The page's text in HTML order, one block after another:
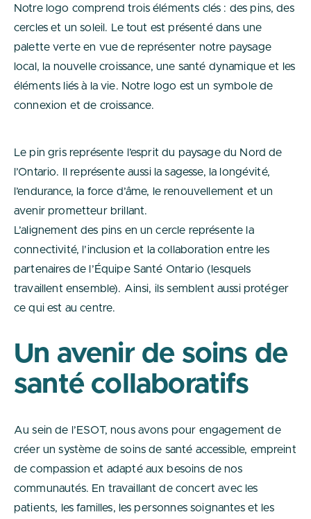
Notre logo comprend trois éléments clés : des pins, des
cercles et un soleil. Le tout est présenté dans une
palette verte en vue de représenter notre paysage
local, la nouvelle croissance, une santé dynamique et les
éléments liés à la vie. Notre logo est un symbole de
connexion et de croissance.
Le pin gris représente l’esprit du paysage du Nord de
l’Ontario. Il représente aussi la sagesse, la longévité,
l’endurance, la force d’âme, le renouvellement et un
avenir prometteur brillant.
L’alignement des pins en un cercle représente la
connectivité, l’inclusion et la collaboration entre les
partenaires de l’Équipe Santé Ontario (lesquels
travaillent ensemble). Ainsi, ils semblent aussi protéger
ce qui est au centre.
Un avenir de soins de
santé collaboratifs
Au sein de l’ESOT, nous avons pour engagement de
créer un système de soins de santé accessible, empreint
de compassion et adapté aux besoins de nos
communautés. En travaillant de concert avec les
patients, les familles, les personnes soignantes et les